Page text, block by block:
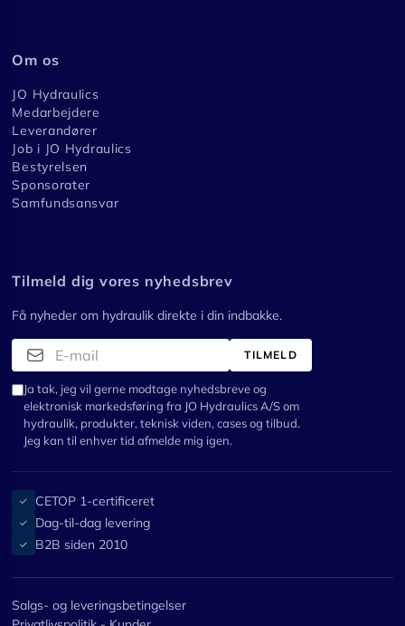
Om os
JO Hydraulics
Medarbejdere
Leverandører
Job i JO Hydraulics
Bestyrelsen
Sponsorater
Samfundsansvar
Tilmeld dig vores nyhedsbrev
Få nyheder om hydraulik direkte i din indbakke.
TILMELD
Ja tak, jeg vil gerne modtage nyhedsbreve og
elektronisk markedsføring fra JO Hydraulics A/S om
hydraulik, produkter, teknisk viden, cases og tilbud.
Jeg kan til enhver tid afmelde mig igen.
✓ CETOP 1-certificeret
✓ Dag-til-dag levering
✓ B2B siden 2010
Salgs- og leveringsbetingelser